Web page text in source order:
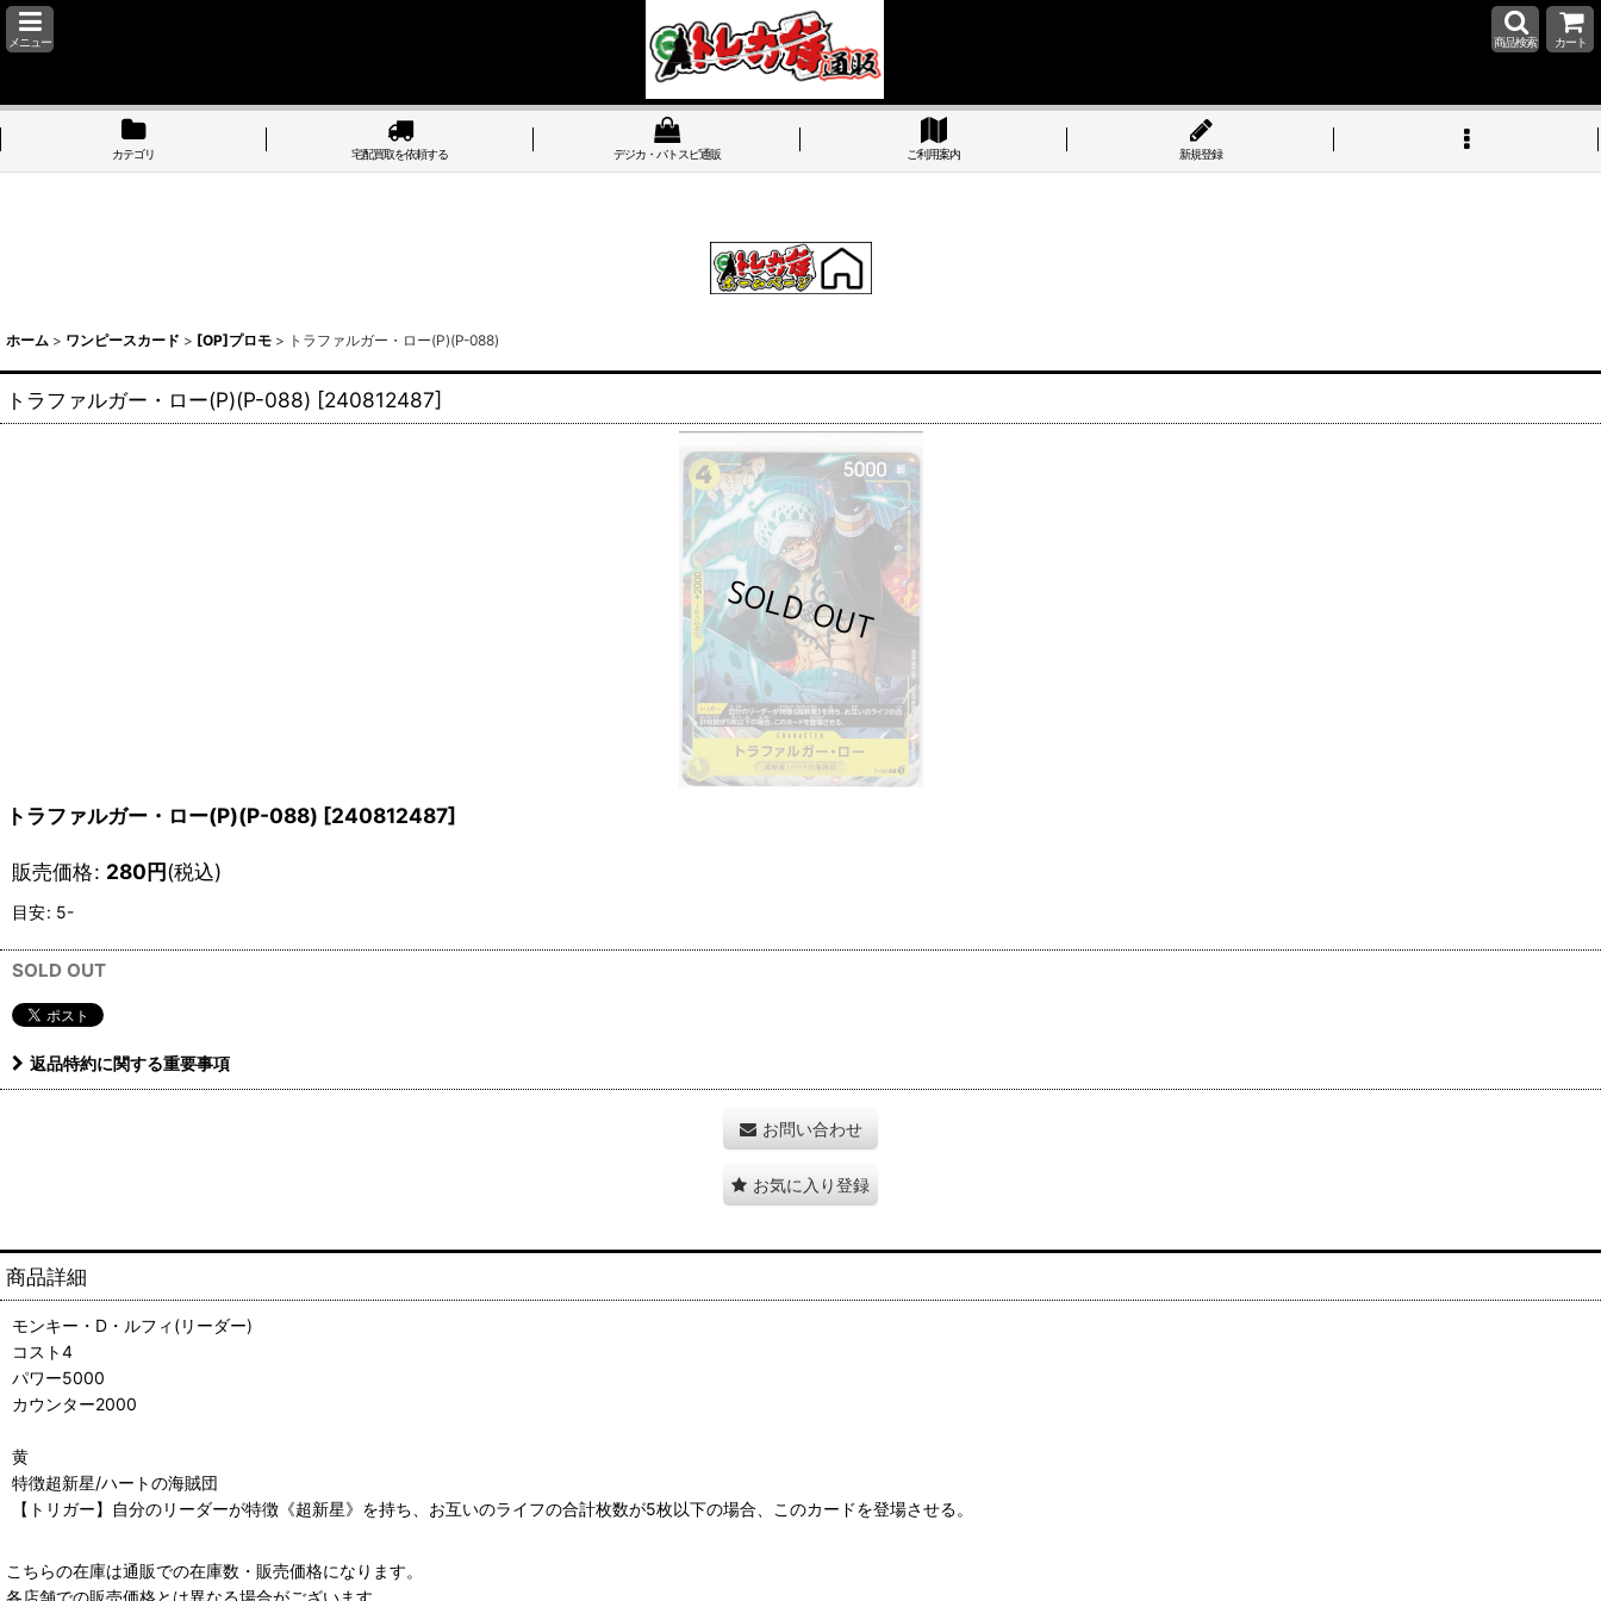
メニュー 商品検索 カート
カテゴリ 宅配買取を依頼する デジカ・バトスピ通販 ご利用案内 新規登録
ホーム > ワンピースカード > [OP]プロモ > トラファルガー・ロー(P)(P-088)
トラファルガー・ロー(P)(P-088) [240812487]
トラファルガー・ロー(P)(P-088) [240812487]
販売価格: 280円(税込)
目安: 5-
SOLD OUT
返品特約に関する重要事項
お問い合わせ
お気に入り登録
商品詳細
モンキー・D・ルフィ(リーダー)
コスト4
パワー5000
カウンター2000
黄
特徴超新星/ハートの海賊団
【トリガー】自分のリーダーが特徴《超新星》を持ち、お互いのライフの合計枚数が5枚以下の場合、このカードを登場させる。
こちらの在庫は通販での在庫数・販売価格になります。
各店舗での販売価格とは異なる場合がございます。